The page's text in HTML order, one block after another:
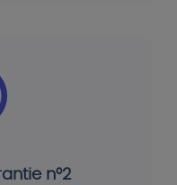
n°2